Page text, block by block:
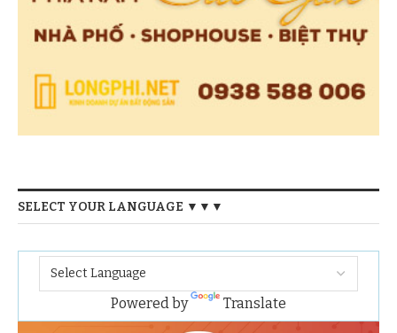
SELECT YOUR LANGUAGE ▼▼▼
Powered by Translate